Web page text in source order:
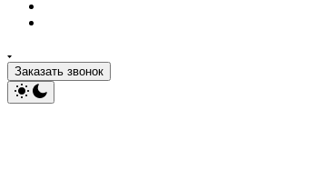
Заказать звонок